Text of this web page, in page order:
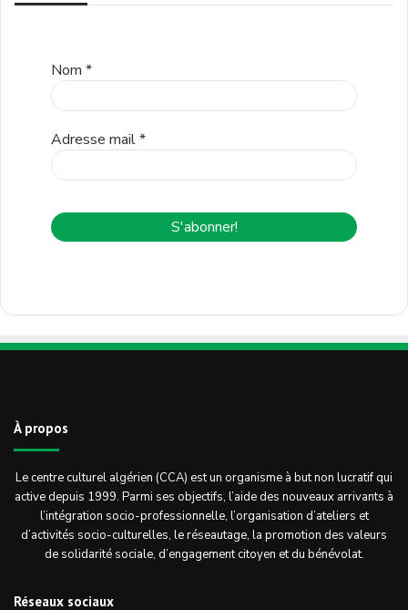
Nom *
Adresse mail*
À propos
Le centre culturel algérien (CCA) est un organisme à but non lucratif qui
active depuis 1999. Parmi ses objectifs, l’aide des nouveaux arrivants à
l’intégration socio-professionnelle, l’organisation d’ateliers et
d’activités socio-culturelles, le réseautage, la promotion des valeurs
de solidarité sociale, d’engagement citoyen et du bénévolat.
Réseaux sociaux